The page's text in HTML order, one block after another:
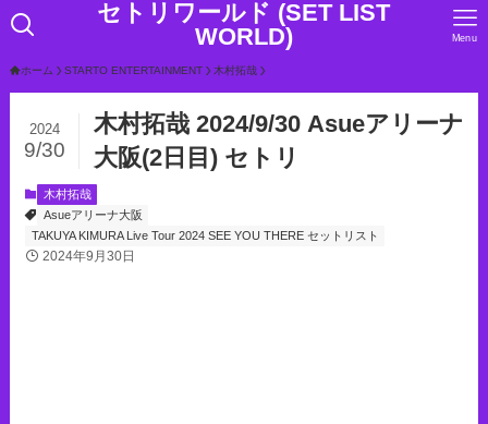
セトリワールド (SET LIST
WORLD)
Menu
ホーム STARTO ENTERTAINMENT 木村拓哉
木村拓哉 2024/9/30 Asueアリーナ
大阪(2日目) セトリ
2024
9/30
木村拓哉
Asueアリーナ大阪
TAKUYA KIMURA Live Tour 2024 SEE YOU THERE セットリスト
2024年9月30日